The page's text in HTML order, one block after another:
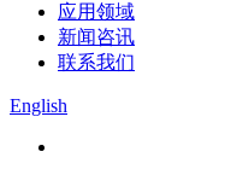
应用领域
新闻咨讯
联系我们
English